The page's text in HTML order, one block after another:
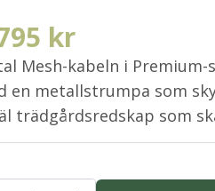
kr
Mesh-kabeln i
en metallstrumpa som
trädgårdsredskap som